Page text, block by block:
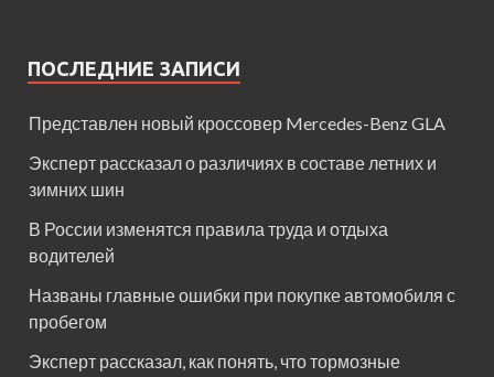
ПОСЛЕДНИЕ ЗАПИСИ
Представлен новый кроссовер Mercedes-Benz GLA
Эксперт рассказал о различиях в составе летних и
зимних шин
В России изменятся правила труда и отдыха
водителей
Названы главные ошибки при покупке автомобиля с
пробегом
Эксперт рассказал, как понять, что тормозные